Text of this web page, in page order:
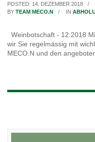
POSTED: 14. DEZEMBER 2018
BY TEAM MECO.N IN
Weinbotschaft - 12.2018
wir Sie regelmässig mit
MECO.N und den